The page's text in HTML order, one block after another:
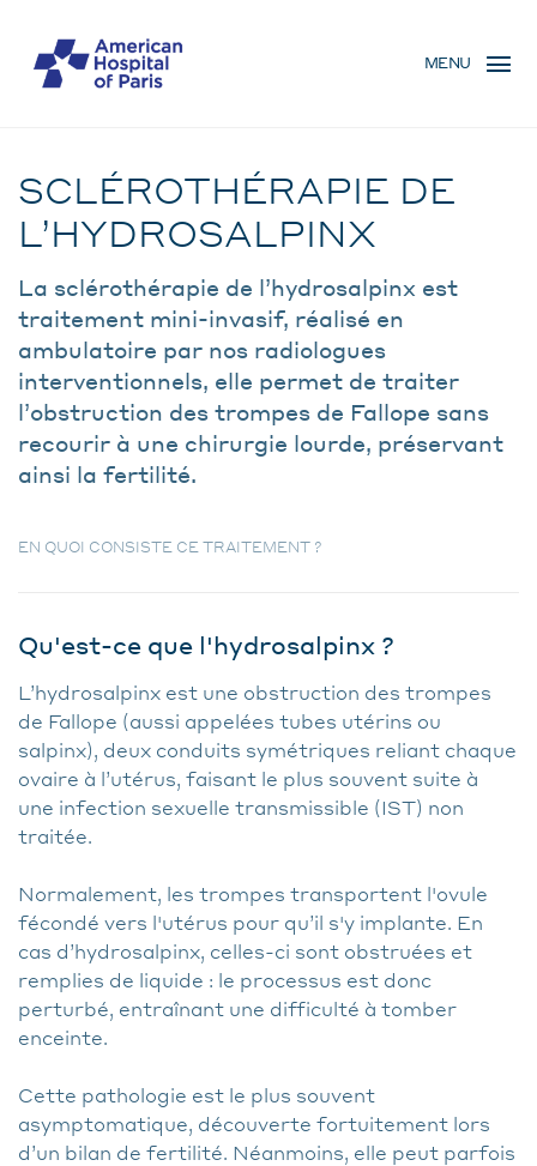
main
MENU
MOBILE
MENU
BREADCRUMB
SCLÉROTHÉRAPIE DE
L’HYDROSALPINX
La sclérothérapie de l’hydrosalpinx est
traitement mini-invasif, réalisé en
ambulatoire par nos radiologues
interventionnels, elle permet de traiter
l’obstruction des trompes de Fallope sans
recourir à une chirurgie lourde, préservant
ainsi la fertilité.
EN QUOI CONSISTE CE TRAITEMENT ?
Qu'est-ce que l'hydrosalpinx ?
L’hydrosalpinx est une obstruction des trompes
de Fallope (aussi appelées tubes utérins ou
salpinx), deux conduits symétriques reliant chaque
ovaire à l’utérus, faisant le plus souvent suite à
une infection sexuelle transmissible (IST) non
traitée.
Normalement, les trompes transportent l'ovule
fécondé vers l'utérus pour qu’il s'y implante. En
cas d’hydrosalpinx, celles-ci sont obstruées et
remplies de liquide : le processus est donc
perturbé, entraînant une difficulté à tomber
enceinte.
Cette pathologie est le plus souvent
asymptomatique, découverte fortuitement lors
d’un bilan de fertilité. Néanmoins, elle peut parfois